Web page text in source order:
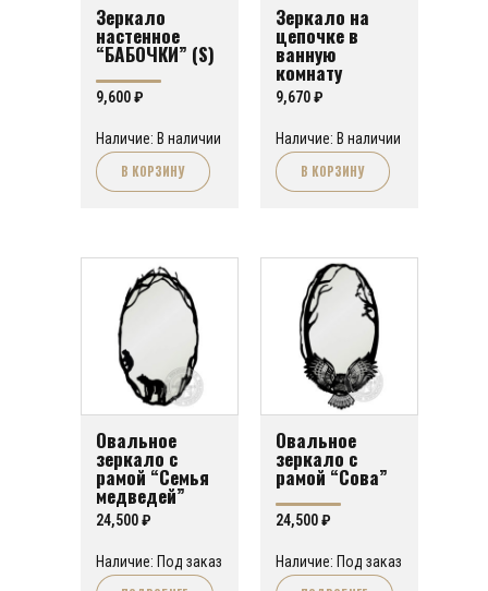
Зеркало
настенное
“БАБОЧКИ” (S)
9,600₽
Наличие: В наличии
В КОРЗИНУ
Зеркало на
цепочке в
ванную
комнату
9,670₽
Наличие: В наличии
В КОРЗИНУ
Овальное
зеркало с
рамой “Семья
медведей”
24,500₽
Наличие: Под заказ
Овальное
зеркало с
рамой “Сова”
24,500₽
Наличие: Под заказ